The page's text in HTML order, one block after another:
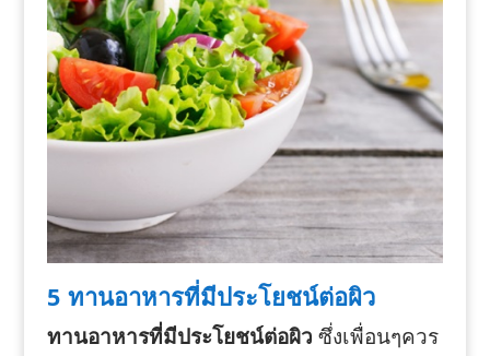
5 ทานอาหารที่มีประโยชน์ต่อผิว
ทานอาหารที่มีประโยชน์ต่อผิว ซึ่งเพื่อนๆควร